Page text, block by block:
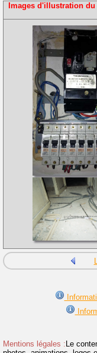
Images d'illustration
Mentions légales : Le